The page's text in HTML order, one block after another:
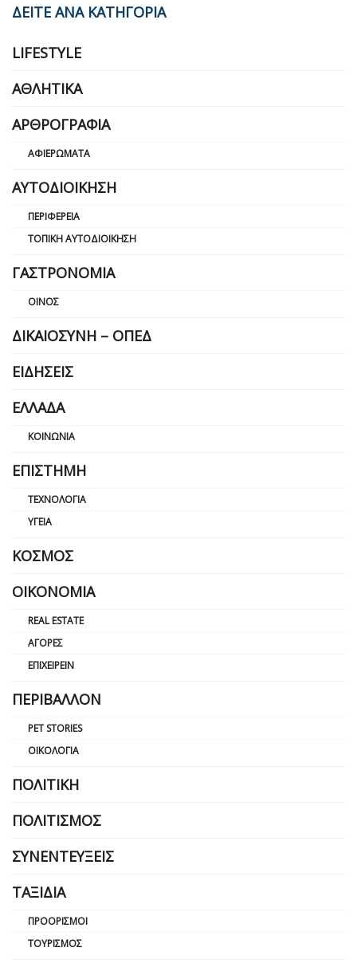
ΔΕΙΤΕ ΑΝΑ ΚΑΤΗΓΟΡΙΑ
LIFESTYLE
ΑΘΛΗΤΙΚΆ
ΑΡΘΡΟΓΡΑΦΊΑ
ΑΦΙΕΡΏΜΑΤΑ
ΑΥΤΟΔΙΟΊΚΗΣΗ
ΠΕΡΙΦΈΡΕΙΑ
ΤΟΠΙΚΉ ΑΥΤΟΔΙΟΊΚΗΣΗ
ΓΑΣΤΡΟΝΟΜΊΑ
ΟΊΝΟΣ
ΔΙΚΑΙΟΣΎΝΗ – ΟΠΕΔ
ΕΙΔΉΣΕΙΣ
ΕΛΛΆΔΑ
ΚΟΙΝΩΝΊΑ
ΕΠΙΣΤΉΜΗ
ΤΕΧΝΟΛΟΓΊΑ
ΥΓΕΊΑ
ΚΌΣΜΟΣ
ΟΙΚΟΝΟΜΊΑ
REAL ESTATE
ΑΓΟΡΈΣ
ΕΠΙΧΕΙΡΕΊΝ
ΠΕΡΙΒΆΛΛΟΝ
PET STORIES
ΟΙΚΟΛΟΓΊΑ
ΠΟΛΙΤΙΚΉ
ΠΟΛΙΤΙΣΜΌΣ
ΣΥΝΕΝΤΕΎΞΕΙΣ
ΤΑΞΊΔΙΑ
ΠΡΟΟΡΙΣΜΟΊ
ΤΟΥΡΙΣΜΌΣ